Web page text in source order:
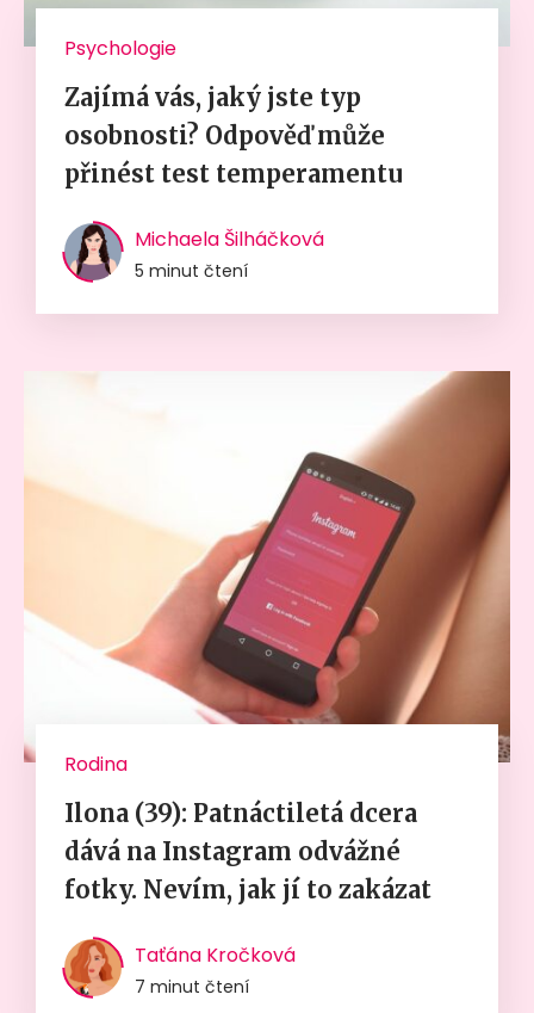
Psychologie
Zajímá vás, jaký jste typ
osobnosti? Odpověď může
přinést test temperamentu
Michaela Šilháčková
5 minut čtení
Rodina
Ilona (39): Patnáctiletá dcera
dává na Instagram odvážné
fotky. Nevím, jak jí to zakázat
Taťána Kročková
7 minut čtení